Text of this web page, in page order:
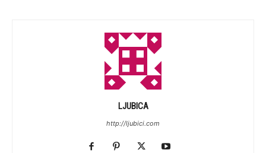
LJUBICA
http://ljubici.com